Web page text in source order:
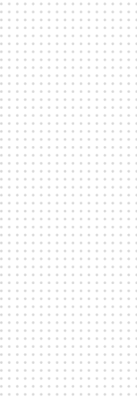
De flesta av våra
teknik samt
varierar de
venues.
få information
möjligheter.
Kan jag hyra
Flera venues
dekor. Alla
hanteras direkt
Kan ni erbjuda en
vid stora
Säkerhetsrutiner
detaljer om
direkt den venue